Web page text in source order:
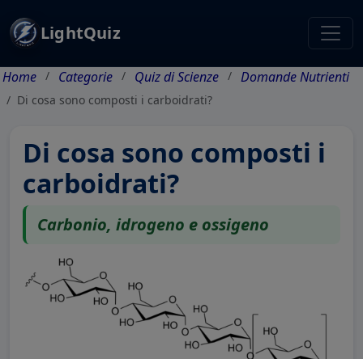
LightQuiz
Home Categorie Quiz di Scienze Domande Nutrienti
Di cosa sono composti i carboidrati?
Di cosa sono composti i
carboidrati?
Carbonio, idrogeno e ossigeno